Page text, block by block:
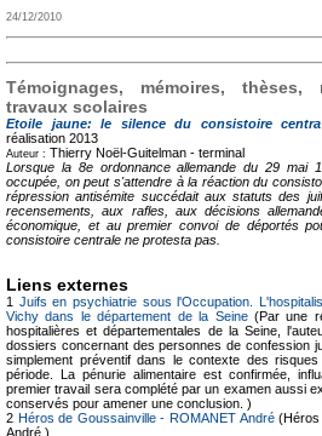
24/12/2010
Témoignages, mémoires,
travaux scolaires
Etoile jaune: le silence du consistoire
réalisation 2013
Auteur : Thierry Noël-Guitelman - terminal
Lorsque la 8e ordonnance allemande du 29 mai
occupée, on peut s'attendre à la réaction du
répression antisémite succédait aux statuts des
recensements, aux rafles, aux décisions
économique, et au premier convoi de déportés
consistoire centrale ne protesta pas.
Liens externes
1 Juifs en psychiatrie sous l'Occupation.
Vichy dans le département de la Seine (Par une
hospitalières et départementales de la Seine,
dossiers concernant des personnes de confession
simplement préventif dans le contexte des
période. La pénurie alimentaire est confirmée,
premier travail sera complété par un examen aussi
conservés pour amener une conclusion. )
2 Héros de Goussainville - ROMANET André(Héros
André )